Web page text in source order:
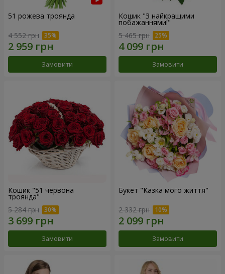
51 рожева троянда
4 552 грн
Замовити
Кошик "З найкращими
побажаннями!"
5 465 грн
Замовити
Кошик "51 червона
троянда"
5 284 грн
Замовити
Букет "Казка мого життя"
2 332 грн
Замовити